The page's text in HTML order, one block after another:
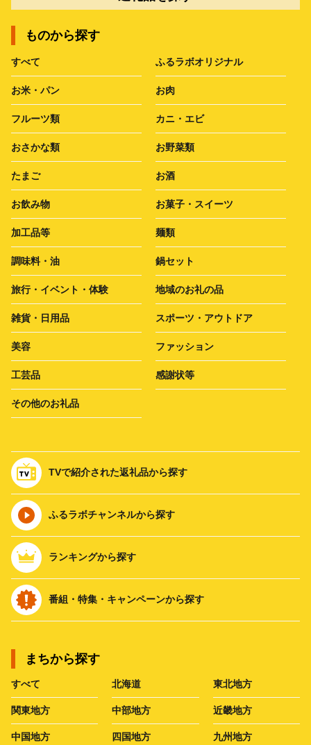
ものから探す
すべて ふるラボオリジナル
お米・パン お肉
フルーツ類 カニ・エビ
おさかな類 お野菜類
たまご お酒
お飲み物 お菓子・スイーツ
加工品等 麺類
調味料・油 鍋セット
旅行・イベント・体験 地域のお礼の品
雑貨・日用品 スポーツ・アウトドア
美容 ファッション
工芸品 感謝状等
その他のお礼品
TVで紹介された返礼品から探す
ふるラボチャンネルから探す
ランキングから探す
番組・特集・キャンペーンから探す
まちから探す
すべて 北海道 東北地方
関東地方 中部地方 近畿地方
中国地方 四国地方 九州地方